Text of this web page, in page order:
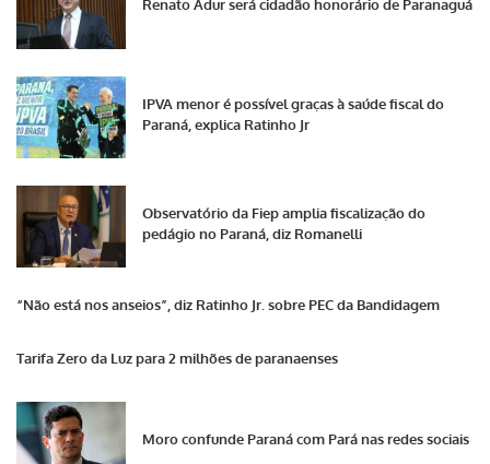
Renato Adur será cidadão honorário de Paranaguá
IPVA menor é possível graças à saúde fiscal do
Paraná, explica Ratinho Jr
Observatório da Fiep amplia fiscalização do
pedágio no Paraná, diz Romanelli
“Não está nos anseios”, diz Ratinho Jr. sobre PEC da Bandidagem
Tarifa Zero da Luz para 2 milhões de paranaenses
Moro confunde Paraná com Pará nas redes sociais